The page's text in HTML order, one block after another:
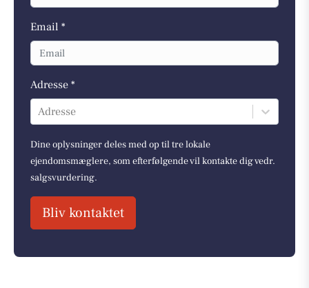
Email *
Adresse *
Adresse
Dine oplysninger deles med op til tre lokale
ejendomsmæglere, som efterfølgende vil kontakte dig vedr.
salgsvurdering.
Bliv kontaktet